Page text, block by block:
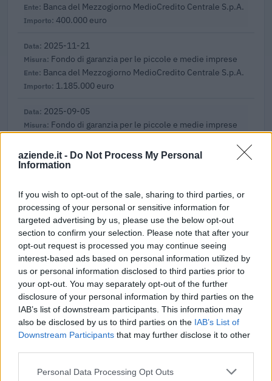
aziende.it - Do Not Process My Personal
Information
If you wish to opt-out of the sale, sharing to third parties, or
processing of your personal or sensitive information for
targeted advertising by us, please use the below opt-out
section to confirm your selection. Please note that after your
opt-out request is processed you may continue seeing
interest-based ads based on personal information utilized by
us or personal information disclosed to third parties prior to
your opt-out. You may separately opt-out of the further
disclosure of your personal information by third parties on the
IAB’s list of downstream participants. This information may
also be disclosed by us to third parties on the IAB’s List of
Downstream Participants that may further disclose it to other
Personal Data Processing Opt Outs
Banca del Mezzogiorno MedioCredito Centrale S.p.A.
400.000 euro
2025-11-21
Fondo di garanzia per le piccole e medie imprese
Banca del Mezzogiorno MedioCredito Centrale S.p.A.
1.185.000 euro
2025-09-05
Fondo di garanzia per le piccole e medie imprese
150.000 euro
Fondo di garanzia per le piccole e medie imprese
Banca del Mezzogiorno MedioCredito Centrale S.p.A.
160.000 euro
2024-11-12
Fondo di garanzia per le piccole e medie imprese
Banca del Mezzogiorno MedioCredito Centrale S.p.A.
280.000 euro
2024-09-24
Fondo di garanzia per le piccole e medie imprese
Banca del Mezzogiorno MedioCredito Centrale S.p.A.
2023-06-20